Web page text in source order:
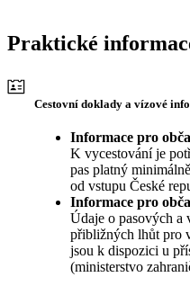
Praktické
Cestovní doklady a vízové
Informace pro
K vycestování je
pas platný
od vstupu České
Informace pro
Údaje o pasových a
přibližných lhůt pro
jsou k dispozici u
(ministerstvo